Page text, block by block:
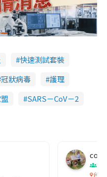
快速測試套裝
冠狀病毒
護理
SARS－CoV－2
co
吹
台灣